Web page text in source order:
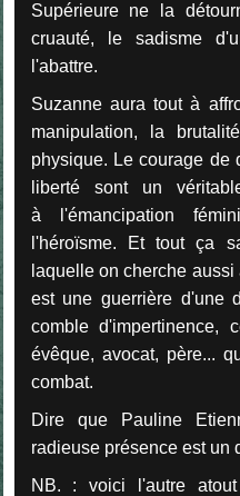
Supérieure ne la
cruauté, le sadisme
l'abattre.
Suzanne aura tout à
manipulation, la
physique. Le courage de
liberté sont un
à l'émancipation
l'héroïsme. Et tout ça
laquelle on cherche
est une guerrière d'une
comble d'impertinence,
évêque, avocat, père...
combat.
Dire que Pauline
radieuse présence est un
NB. : voici l'autre atout